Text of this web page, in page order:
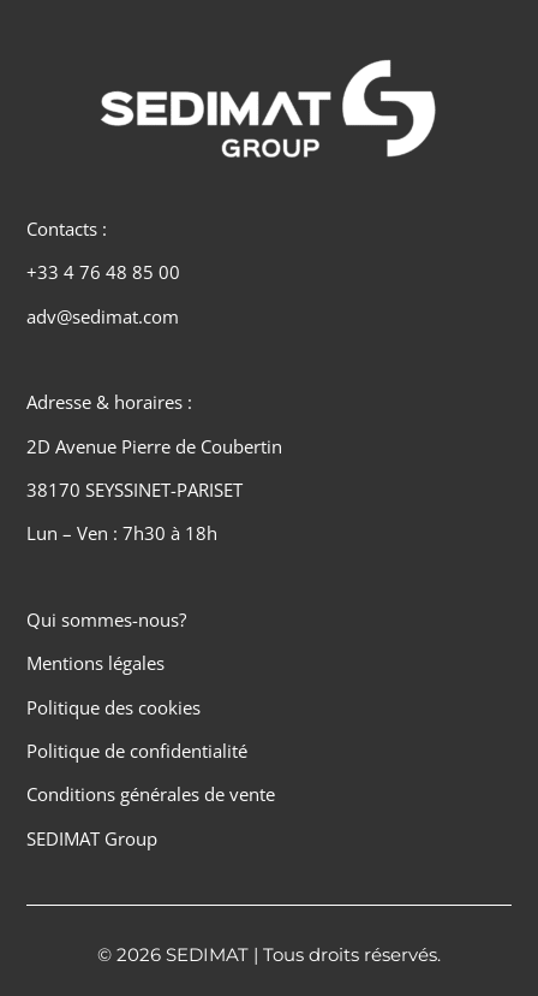
Contacts :
+33 4 76 48 85 00
adv@sedimat.com
Adresse & horaires :
2D Avenue Pierre de Coubertin
38170 SEYSSINET-PARISET
Lun – Ven : 7h30 à 18h
Qui sommes-nous?
Mentions légales
Politique des cookies
Politique de confidentialité
Conditions générales de vente
SEDIMAT Group
© 2026 SEDIMAT | Tous droits réservés.